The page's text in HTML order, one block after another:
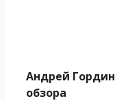
Андрей Гордин
обзора